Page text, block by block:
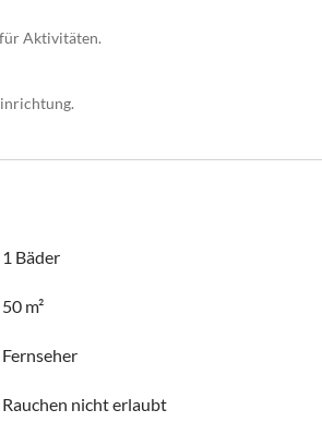
für Aktivitäten.
1 Bäder
50 m²
Fernseher
Rauchen nicht erlaubt